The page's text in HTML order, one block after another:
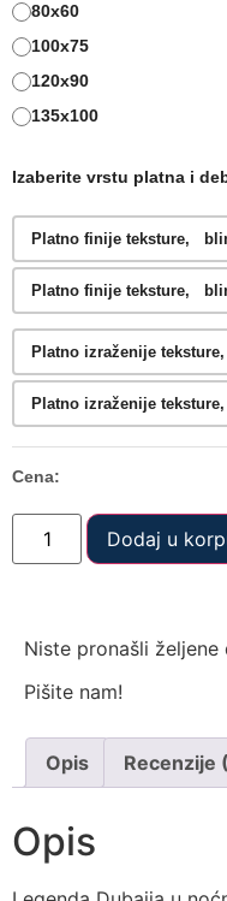
80x60
100x75
120x90
135x100
Izaberite vrstu platna i
Platno finije teksture,
Platno finije teksture,
Platno izraženije
Platno izraženije
Cena:
Dodaj u
Niste pronašli željene
Pišite nam!
Opis Recenzije
Opis